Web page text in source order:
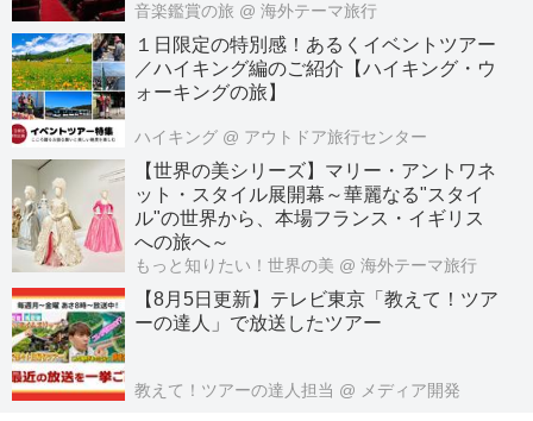
音楽鑑賞の旅 @ 海外テーマ旅行
１日限定の特別感！あるくイベントツアー
／ハイキング編のご紹介【ハイキング・ウ
ォーキングの旅】
ハイキング @ アウトドア旅行センター
【世界の美シリーズ】マリー・アントワネ
ット・スタイル展開幕～華麗なる"スタイ
ル"の世界から、本場フランス・イギリス
への旅へ～
もっと知りたい！世界の美 @ 海外テーマ旅行
【8月5日更新】テレビ東京「教えて！ツア
ーの達人」で放送したツアー
教えて！ツアーの達人担当 @ メディア開発